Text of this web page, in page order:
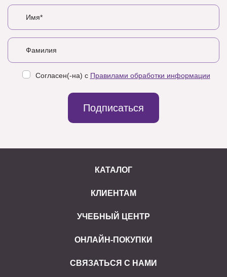
Согласен(-на) с Правилами обработки информации
Подписаться
КАТАЛОГ
КЛИЕНТАМ
УЧЕБНЫЙ ЦЕНТР
ОНЛАЙН-ПОКУПКИ
СВЯЗАТЬСЯ С НАМИ